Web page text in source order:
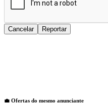
Cancelar Reportar
💼 Ofertas do mesmo anunciante